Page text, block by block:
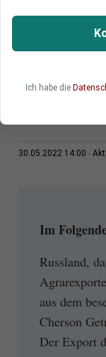
Getreide, das
besetzen
wird nach
30.05.2022 14:00
Im
Russland,
aus dem
Cherson
Der Export
Ich habe die